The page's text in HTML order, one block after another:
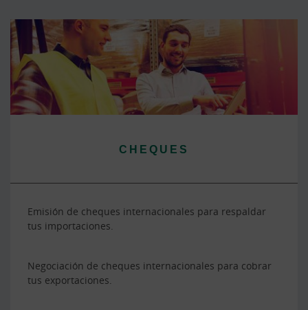
CHEQUES
Emisión de cheques internacionales para respaldar
tus importaciones.
Negociación de cheques internacionales para cobrar
tus exportaciones.